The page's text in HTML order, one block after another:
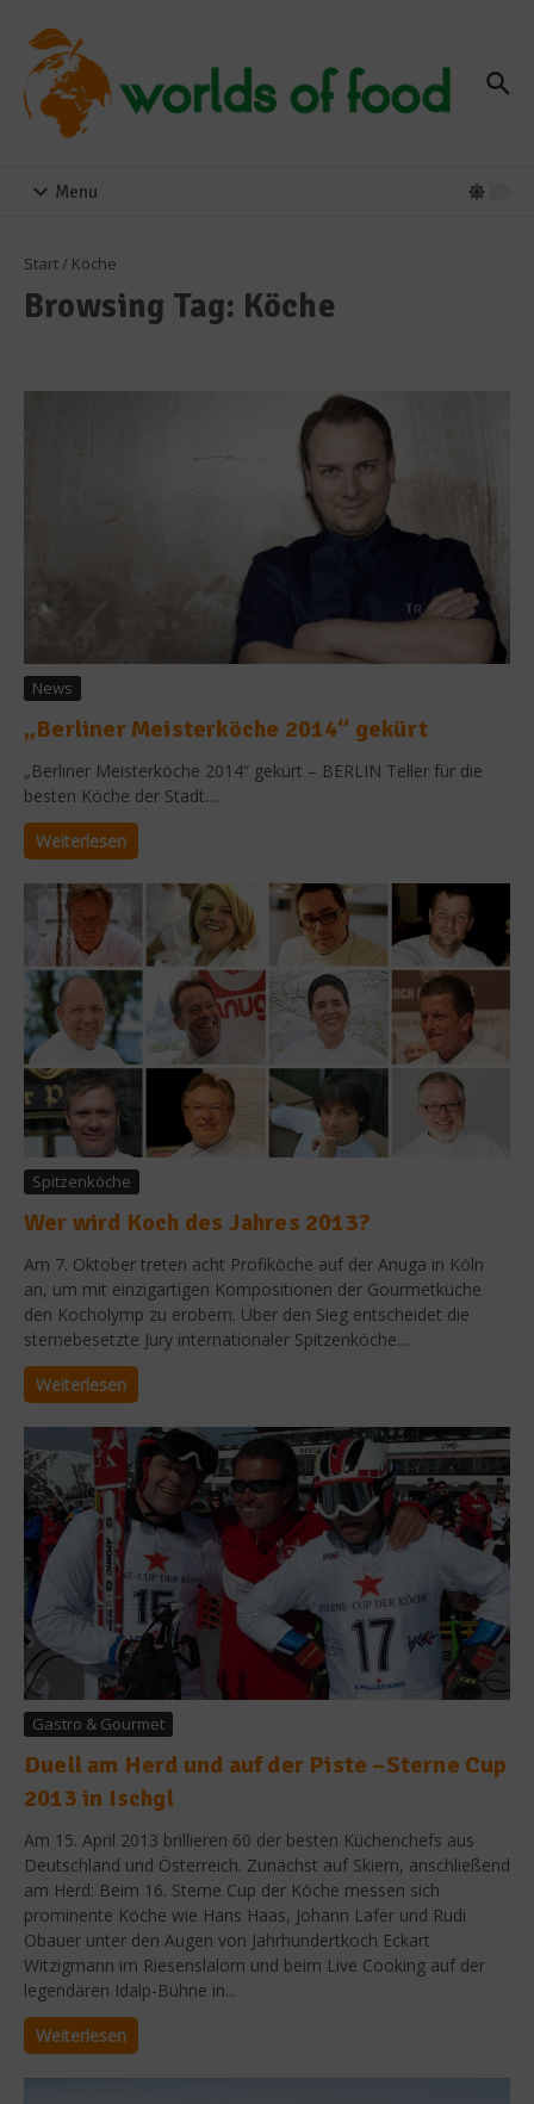
Menu
Start/ Köche
Browsing Tag: Köche
News
„Berliner Meisterköche 2014“ gekürt
„Berliner Meisterköche 2014“ gekürt – BERLIN Teller für die
besten Köche der Stadt....
Weiterlesen
Spitzenköche
Wer wird Koch des Jahres 2013?
Am 7. Oktober treten acht Profiköche auf der Anuga in Köln
an, um mit einzigartigen Kompositionen der Gourmetküche
den Kocholymp zu erobern. Über den Sieg entscheidet die
sternebesetzte Jury internationaler Spitzenköche....
Weiterlesen
Gastro & Gourmet
Duell am Herd und auf der Piste –Sterne Cup
2013 in Ischgl
Am 15. April 2013 brillieren 60 der besten Küchenchefs aus
Deutschland und Österreich. Zunächst auf Skiern, anschließend
am Herd: Beim 16. Sterne Cup der Köche messen sich
prominente Köche wie Hans Haas, Johann Lafer und Rudi
Obauer unter den Augen von Jahrhundertkoch Eckart
Witzigmann im Riesenslalom und beim Live Cooking auf der
legendären Idalp-Bühne in...
Weiterlesen